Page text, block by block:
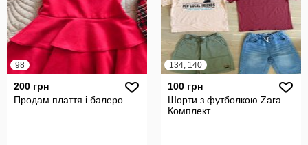
98
200 грн
Продам плаття і балеро
134, 140
100 грн
Шорти з футболкою Zara.
Комплект